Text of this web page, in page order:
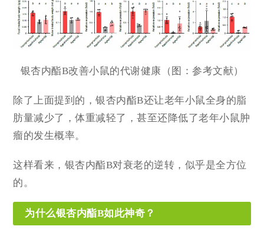
银杏内酯B改善小鼠的代谢健康（图：参考文献）
除了上面提到的，银杏内酯B还让老年小鼠全身的脂
肪量减少了，体重减轻了，甚至还降低了老年小鼠肿
瘤的发生概率。
这样看来，银杏内酯B对衰老的逆转，似乎是全方位
的。
为什么银杏内酯B如此神奇？